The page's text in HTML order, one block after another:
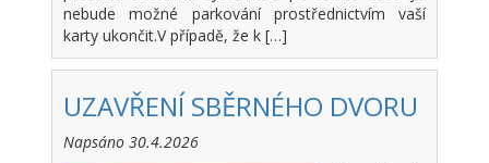
nebude možné parkování prostřednictvím vaší
karty ukončit.V případě, že k […]
UZAVŘENÍ SBĚRNÉHO DVORU
Napsáno 30.4.2026